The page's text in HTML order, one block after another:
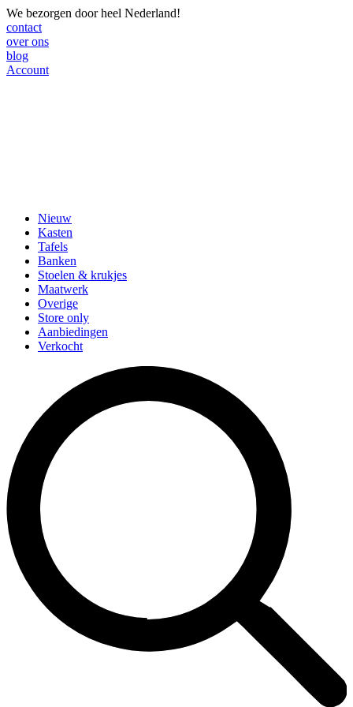
We bezorgen door heel Nederland!
contact
over ons
blog
Account
Nieuw
Kasten
Tafels
Banken
Stoelen & krukjes
Maatwerk
Overige
Store only
Aanbiedingen
Verkocht